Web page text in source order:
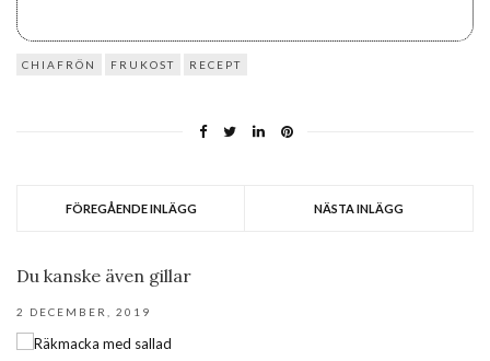
CHIAFRÖN FRUKOST RECEPT
FÖREGÅENDE INLÄGG NÄSTA INLÄGG
Du kanske även gillar
2 DECEMBER, 2019